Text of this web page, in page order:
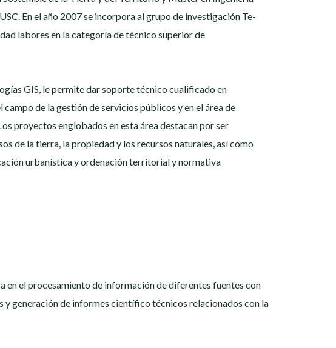
En el año 2007 se incorpora al grupo de investigación Te-
labores en la categoría de técnico superior de
GIS, le permite dar soporte técnico cualificado en
de la gestión de servicios públicos y en el área de
proyectos englobados en esta área destacan por ser
de la tierra, la propiedad y los recursos naturales, así como
urbanística y ordenación territorial y normativa
en el procesamiento de información de diferentes fuentes con
generación de informes científico técnicos relacionados con la